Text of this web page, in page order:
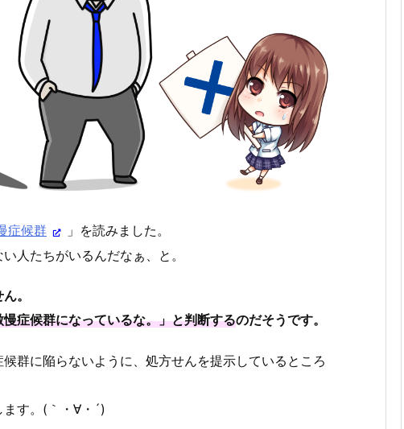
症候群
」を読みました。
人たちがいるんだなぁ、と。
。
症候群になっているな。」と判断するのだそうです。
群に陥らないように、処方せんを提示しているところ
す。(｀・∀・´)